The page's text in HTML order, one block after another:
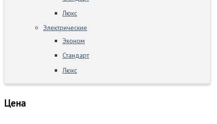
Люкс
Электрические
Эконом
Стандарт
Люкс
Цена